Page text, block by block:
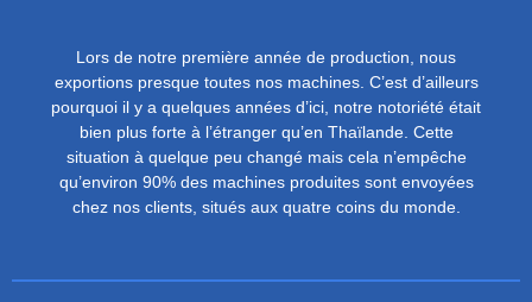
Lors de notre première année de production, nous
exportions presque toutes nos machines. C’est d’ailleurs
pourquoi il y a quelques années d’ici, notre notoriété était
bien plus forte à l’étranger qu’en Thaïlande. Cette
situation à quelque peu changé mais cela n’empêche
qu’environ 90% des machines produites sont envoyées
chez nos clients, situés aux quatre coins du monde.